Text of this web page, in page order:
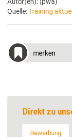
Quelle:Training
merken
Direkt zu
Bewerbung